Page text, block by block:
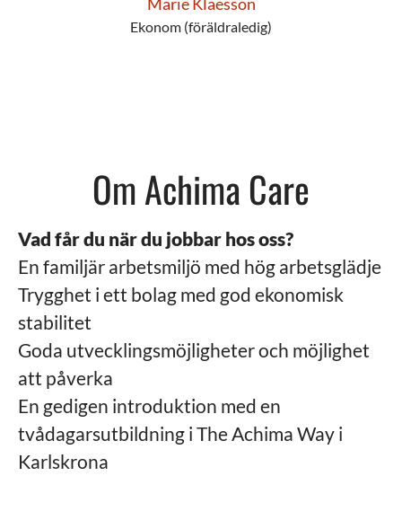
Ekonom (föräldraledig)
Om Achima Care
Vad får du när du jobbar hos oss?
En familjär arbetsmiljö med hög arbetsglädje
Trygghet i ett bolag med god ekonomisk
stabilitet
Goda utvecklingsmöjligheter och möjlighet
att påverka
En gedigen introduktion med en
tvådagarsutbildning i The Achima Way i
Karlskrona